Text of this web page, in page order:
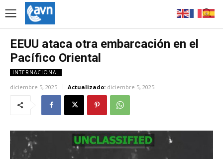
EEUU ataca otra embarcación en el
Pacífico Oriental
INTERNACIONAL
diciembre 5, 2025 Actualizado: diciembre 5, 2025